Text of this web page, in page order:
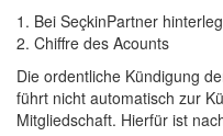
1. Bei SeçkinPartner
2. Chiffre des Acounts
Die ordentliche Kündigung
führt nicht automatisch zur
Mitgliedschaft. Hierfür ist